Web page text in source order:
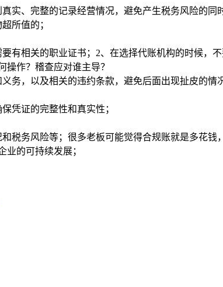
、完整的记录经营情况，避免产生税务风险的同
所值的；
有相关的职业证书；2、在选择代账机构的时候，
作？稽查应对谁主导？
务，以及相关的违约条款，避免后面出现扯皮的情
凭证的完整性和真实性；
税务风险等；很多老板可能觉得合规账就是多花钱
的可持续发展；